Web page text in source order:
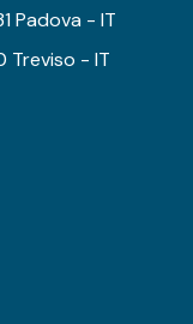
Padova - IT
Treviso - IT